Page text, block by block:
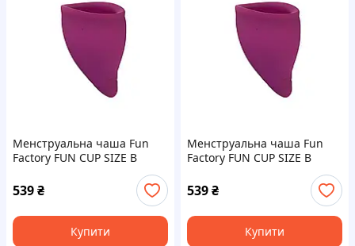
Менструальна чаша Fun
Factory FUN CUP SIZE B
539₴
Купити
Менструальна чаша Fun
Factory FUN CUP SIZE B
539₴
Купити